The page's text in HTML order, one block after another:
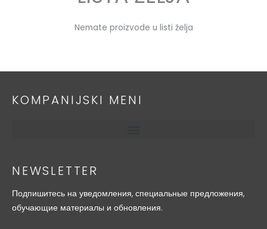
Nemate proizvode u listi želja
KOMPANIJSKI MENI
NEWSLETTER
Подпишитесь на уведомления, специальные предложения,
обучающие материалы и обновления.